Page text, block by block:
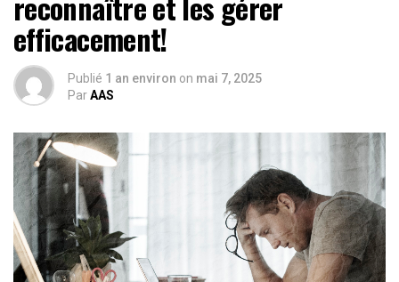
efficacement!
Publié 1 an environ on mai 7, 2025
ParAAS